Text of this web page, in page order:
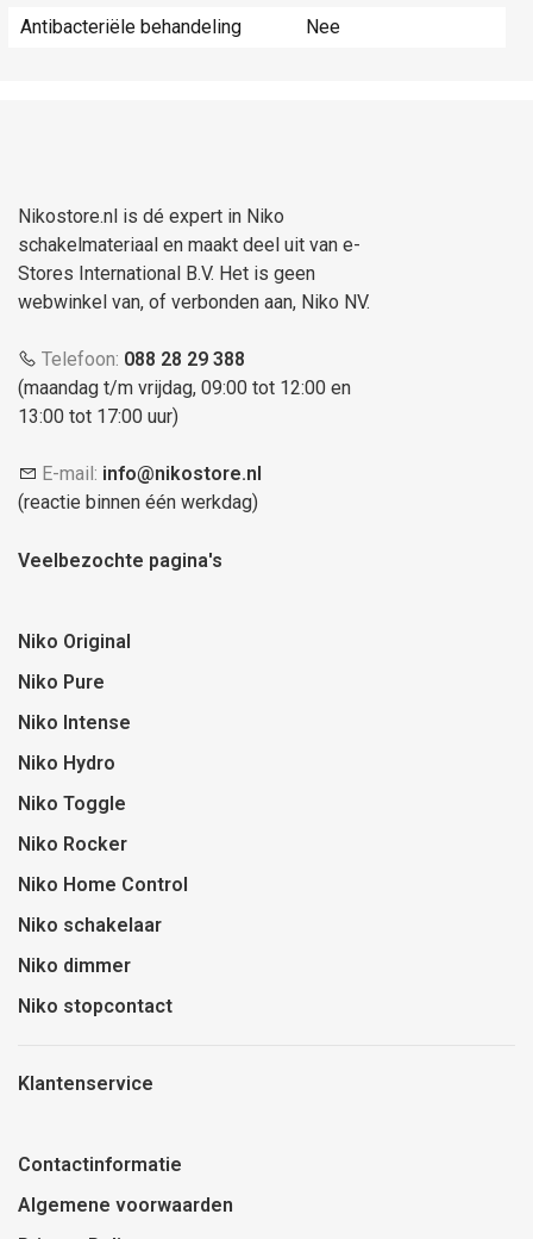
Antibacteriële behandeling
Nee
Nikostore.nl is dé expert in Niko
schakelmateriaal en maakt deel uit van e-
Stores International B.V. Het is geen
webwinkel van, of verbonden aan, Niko NV.
Telefoon: 088 28 29 388
(maandag t/m vrijdag, 09:00 tot 12:00 en
13:00 tot 17:00 uur)
E-mail: info@nikostore.nl
(reactie binnen één werkdag)
Veelbezochte pagina's
Niko Original
Niko Pure
Niko Intense
Niko Hydro
Niko Toggle
Niko Rocker
Niko Home Control
Niko schakelaar
Niko dimmer
Niko stopcontact
Klantenservice
Contactinformatie
Algemene voorwaarden